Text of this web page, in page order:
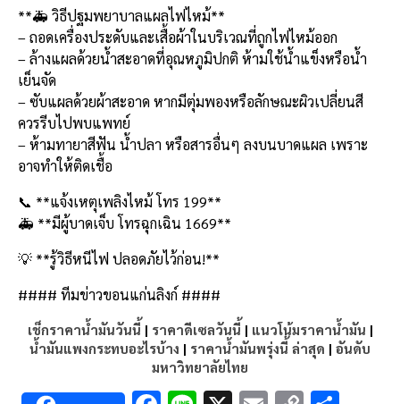
**🚑 วิธีปฐมพยาบาลแผลไฟไหม้**
– ถอดเครื่องประดับและเสื้อผ้าในบริเวณที่ถูกไฟไหม้ออก
– ล้างแผลด้วยน้ำสะอาดที่อุณหภูมิปกติ ห้ามใช้น้ำแข็งหรือน้ำ
เย็นจัด
– ซับแผลด้วยผ้าสะอาด หากมีตุ่มพองหรือลักษณะผิวเปลี่ยนสี
ควรรีบไปพบแพทย์
– ห้ามทายาสีฟัน น้ำปลา หรือสารอื่นๆ ลงบนบาดแผล เพราะ
อาจทำให้ติดเชื้อ
📞 **แจ้งเหตุเพลิงไหม้ โทร 199**
🚑 **มีผู้บาดเจ็บ โทรฉุกเฉิน 1669**
💡 **รู้วิธีหนีไฟ ปลอดภัยไว้ก่อน!**
#### ทีมข่าวขอนแก่นลิงก์ ####
เช็กราคาน้ำมันวันนี้ | ราคาดีเซลวันนี้ | แนวโน้มราคาน้ำมัน |
น้ำมันแพงกระทบอะไรบ้าง | ราคาน้ำมันพรุ่งนี้ ล่าสุด | อันดับ
มหาวิทยาลัยไทย